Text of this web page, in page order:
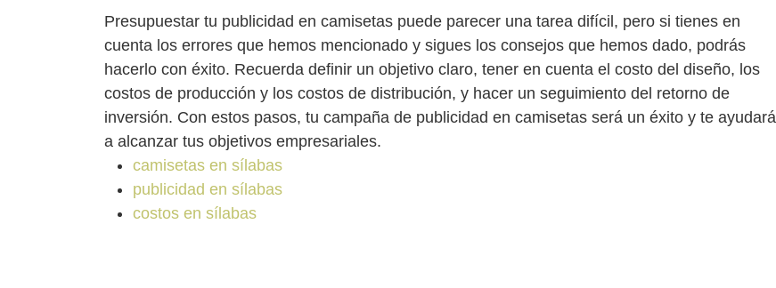
Presupuestar tu publicidad en camisetas puede parecer una tarea difícil, pero si tienes en
cuenta los errores que hemos mencionado y sigues los consejos que hemos dado, podrás
hacerlo con éxito. Recuerda definir un objetivo claro, tener en cuenta el costo del diseño, los
costos de producción y los costos de distribución, y hacer un seguimiento del retorno de
inversión. Con estos pasos, tu campaña de publicidad en camisetas será un éxito y te ayudará
a alcanzar tus objetivos empresariales.
camisetas en sílabas
publicidad en sílabas
costos en sílabas